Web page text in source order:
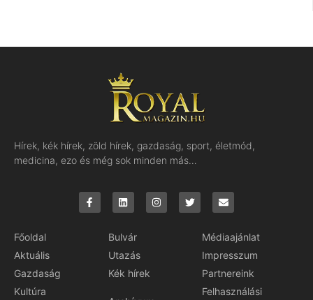
Hírek, kék hírek, zöld hírek, gazdaság, sport, életmód,
medicina, ezo és még sok minden más…
Főoldal
Aktuális
Gazdaság
Kultúra
Bulvár
Utazás
Kék hírek
Médiaajánlat
Impresszum
Partnereink
Felhasználási